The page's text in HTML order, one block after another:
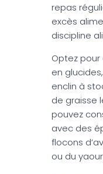
repas
excès
discipline
Optez
en
enclin à
de graisse
pouvez
avec des
flocons
ou du